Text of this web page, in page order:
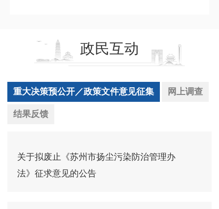
政民互动
重大决策预公开／政策文件意见征集 网上调查
结果反馈
关于拟废止《苏州市扬尘污染防治管理办
法》征求意见的公告